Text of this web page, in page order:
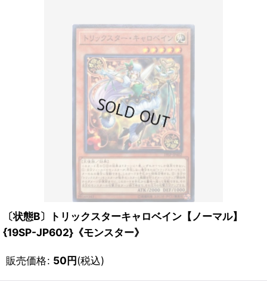
〔状態B〕トリックスターキャロベイン【ノーマル】
{19SP-JP602}《モンスター》
販売価格: 50円(税込)